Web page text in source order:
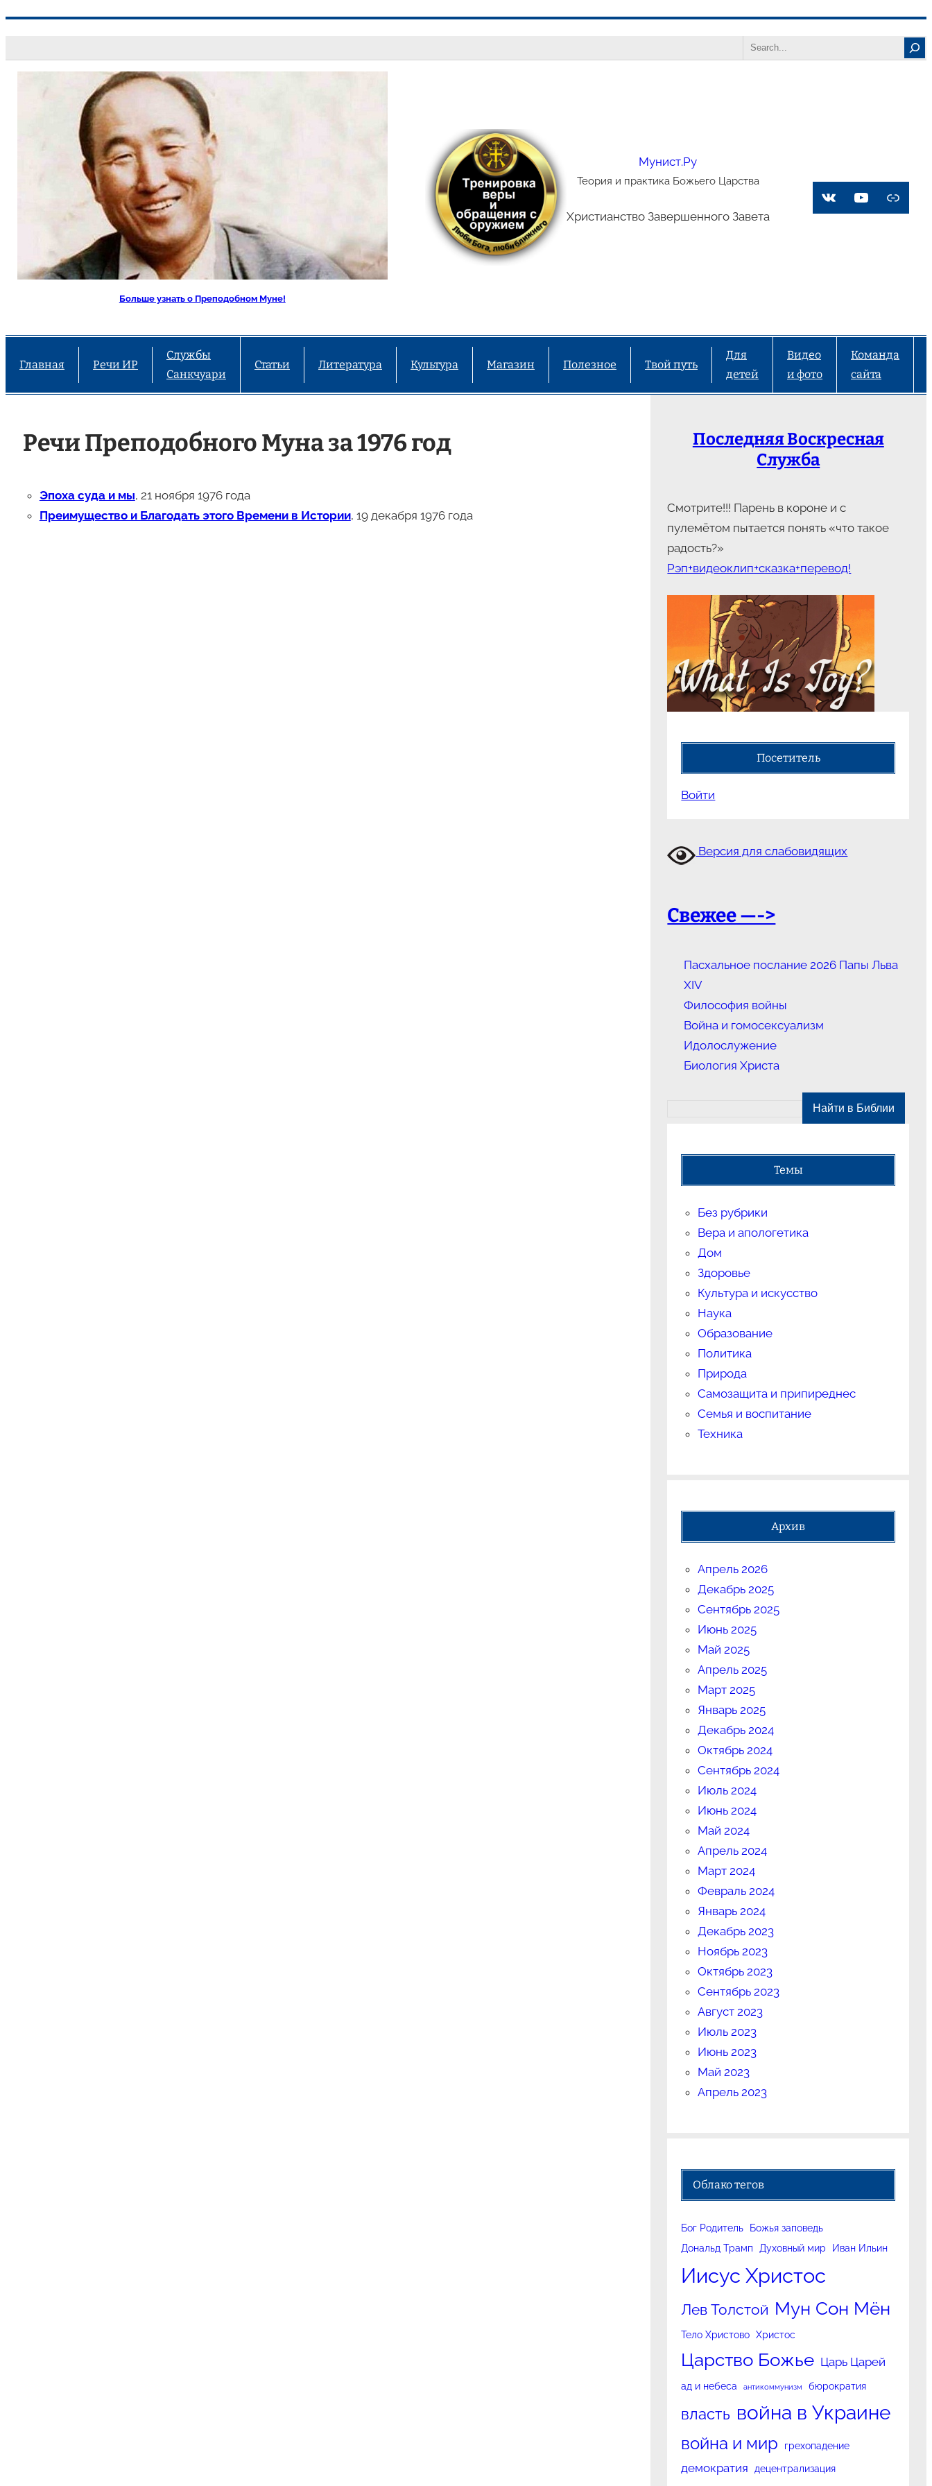
Search
Больше узнать о Преподобном Муне!
Мунист.Ру
Теория и практика Божьего Царства
Христианство Завершенного Завета
VK YouTube
Link
Главная Речи ИР
Службы
Санкчуари
Статьи Литература Культура Магазин Полезное Твой путь
Для
детей
Видео
и фото
Команда
сайта
Речи Преподобного Муна за 1976 год
Эпоха суда и мы, 21 ноября 1976 года
Преимущество и Благодать этого Времени в Истории, 19 декабря 1976 года
Последняя Воскресная
Служба
Смотрите!!! Парень в короне и с
пулемётом пытается понять «что такое
радость?»
Рэп+видеоклип+сказка+перевод!
Посетитель
Войти
Версия для слабовидящих
Свежее —->
Пасхальное послание 2026 Папы Льва
XIV
Философия войны
Война и гомосексуализм
Идолослужение
Биология Христа
Темы
Без рубрики
Вера и апологетика
Дом
Здоровье
Культура и искусство
Наука
Образование
Политика
Природа
Самозащита и припиреднес
Семья и воспитание
Техника
Архив
Апрель 2026
Декабрь 2025
Сентябрь 2025
Июнь 2025
Май 2025
Апрель 2025
Март 2025
Январь 2025
Декабрь 2024
Октябрь 2024
Сентябрь 2024
Июль 2024
Июнь 2024
Май 2024
Апрель 2024
Март 2024
Февраль 2024
Январь 2024
Декабрь 2023
Ноябрь 2023
Октябрь 2023
Сентябрь 2023
Август 2023
Июль 2023
Июнь 2023
Май 2023
Апрель 2023
Облако тегов
Бог Родитель
Божья заповедь
Дональд Трамп
Духовный мир Иван Ильин
Иисус Христос
Лев Толстой Мун Сон Мён
Тело Христово Христос
Царство Божье Царь Царей
ад и небеса антикоммунизм бюрократия
власть война в Украине
война и мир грехопадение
демократия децентрализация